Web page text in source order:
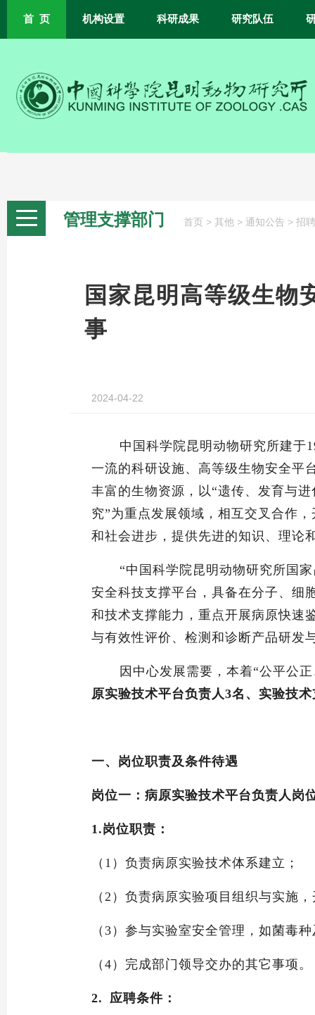
首 页 机构设置 科研成果 研究队伍
管理支撑部门 首页 > 其他 > 通知公告 > 招聘
国家昆明高等级生物
事
2024-04-22
中国科学院昆明动物研究所建于
一流的科研设施、高等级生物安全平
丰富的生物资源，以“遗传、发育与
究”为重点发展领域，相互交叉合作
和社会进步，提供先进的知识、理论
“中国科学院昆明动物研究所国
安全科技支撑平台，具备在分子、细
和技术支撑能力，重点开展病原快速
与有效性评价、检测和诊断产品研发
因中心发展需要，本着“公平公
原实验技术平台负责人3名、实验技
一、岗位职责及条件待遇
岗位一：病原实验技术平台负责人岗
1.岗位职责：
（1） 负责病原实验技术体系建立；
（2） 负责病原实验项目组织与实施
（3） 参与实验室安全管理，如菌毒
（4） 完成部门领导交办的其它事项。
2. 应聘条件：